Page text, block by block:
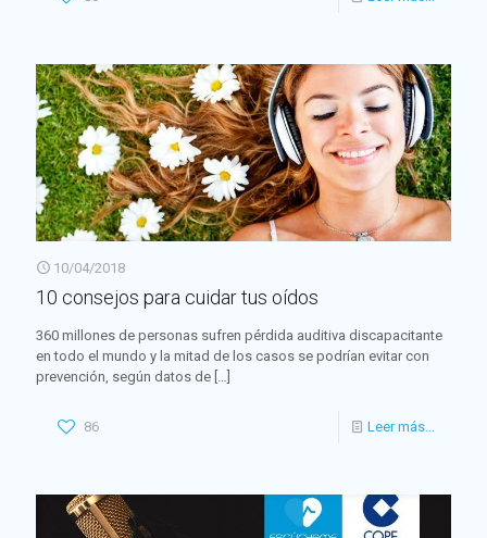
10/04/2018
10 consejos para cuidar tus oídos
360 millones de personas sufren pérdida auditiva discapacitante
en todo el mundo y la mitad de los casos se podrían evitar con
prevención, según datos de […]
86 Leer más...